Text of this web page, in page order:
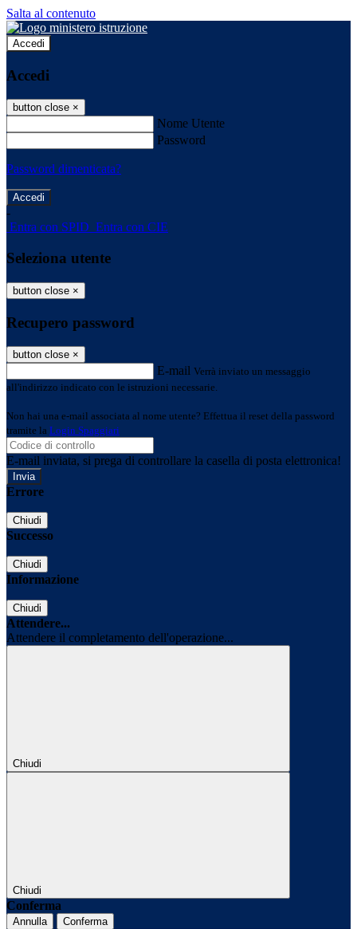
Salta al contenuto
Accedi
Accedi
button close ×
Nome Utente
Password
Password dimenticata?
-
Entra con SPID Entra con CIE
Seleziona utente
button close ×
Recupero password
button close ×
E-mail Verrà inviato un messaggio
all'indirizzo indicato con le istruzioni necessarie.
Non hai una e-mail associata al nome utente? Effettua il reset della password
tramite la Login Spaggiari
E-mail inviata, si prega di controllare la casella di posta elettronica!
Errore
Chiudi
Successo
Chiudi
Informazione
Chiudi
Attendere...
Attendere il completamento dell'operazione...
Chiudi
Chiudi
Conferma
Annulla Conferma